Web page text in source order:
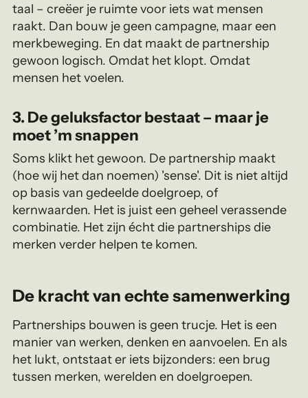
taal – creëer je ruimte voor iets wat mensen
raakt. Dan bouw je geen campagne, maar een
merkbeweging. En dat maakt de partnership
gewoon logisch. Omdat het klopt. Omdat
mensen het voelen.
3. De geluksfactor bestaat – maar je
moet ’m snappen
Soms klikt het gewoon. De partnership maakt
(hoe wij het dan noemen) 'sense'. Dit is niet altijd
op basis van gedeelde doelgroep, of
kernwaarden. Het is juist een geheel verassende
combinatie. Het zijn écht die partnerships die
merken verder helpen te komen.
De kracht van echte samenwerking
Partnerships bouwen is geen trucje. Het is een
manier van werken, denken en aanvoelen. En als
het lukt, ontstaat er iets bijzonders: een brug
tussen merken, werelden en doelgroepen.